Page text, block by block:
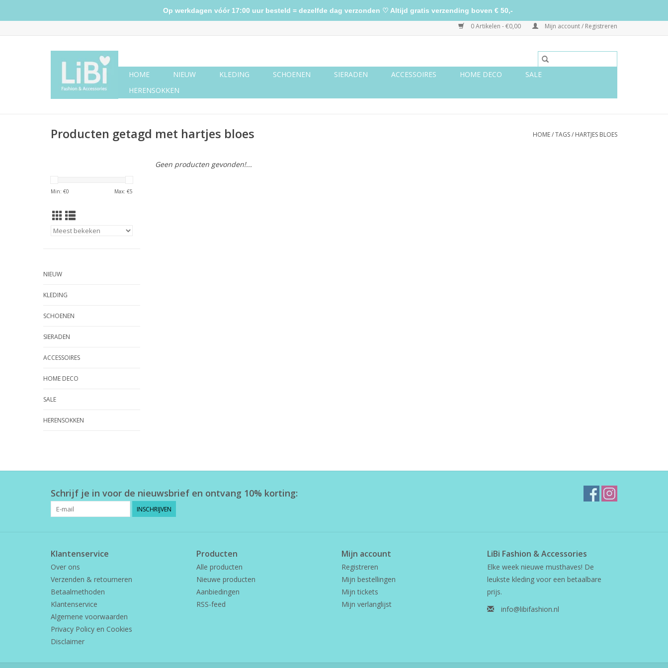
0 Artikelen - €0,00 Mijn account / Registreren
HOME NIEUW KLEDING SCHOENEN SIERADEN ACCESSOIRES HOME DECO
SALE
HERENSOKKEN
Producten getagd met hartjes bloes HOME/TAGS/ HARTJES BLOES
Min: €0 Max: €5
NIEUW
KLEDING
SCHOENEN
SIERADEN
ACCESSOIRES
HOME DECO
SALE
HERENSOKKEN
Geen producten gevonden!...
Schrijf je in voor de nieuwsbrief en ontvang 10% korting:
INSCHRIJVEN
Klantenservice
Over ons
Verzenden & retourneren
Betaalmethoden
Klantenservice
Algemene voorwaarden
Privacy Policy en Cookies
Disclaimer
Producten
Alle producten
Nieuwe producten
Aanbiedingen
RSS-feed
Mijn account
Registreren
Mijn bestellingen
Mijn tickets
Mijn verlanglijst
LiBi Fashion & Accessories
Elke week nieuwe musthaves! De
leukste kleding voor een betaalbare
prijs.
info@libifashion.nl
Op werkdagen vóór 17:00 uur besteld = dezelfde dag verzonden ♡ Altijd gratis verzending boven € 50,-